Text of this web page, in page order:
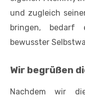
und zugleich
bringen, bedarf
bewusster
Wir begrüßen
Nachdem wir